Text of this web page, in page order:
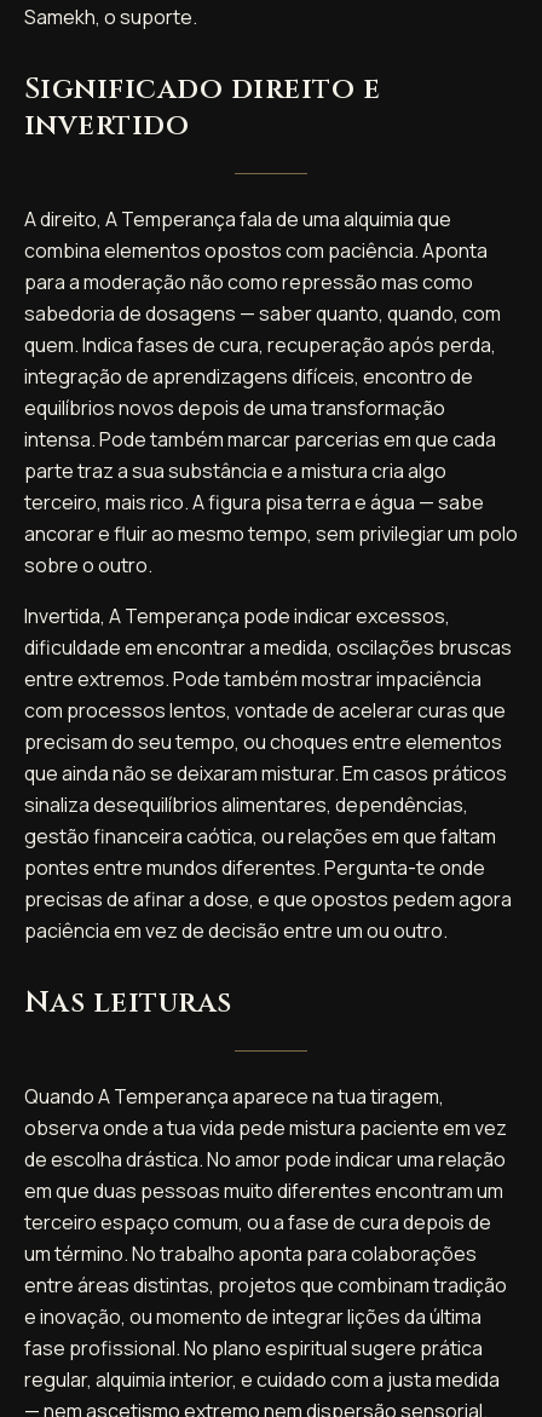
Samekh, o suporte.
Significado direito e
invertido
A direito, A Temperança fala de uma alquimia que
combina elementos opostos com paciência. Aponta
para a moderação não como repressão mas como
sabedoria de dosagens — saber quanto, quando, com
quem. Indica fases de cura, recuperação após perda,
integração de aprendizagens difíceis, encontro de
equilíbrios novos depois de uma transformação
intensa. Pode também marcar parcerias em que cada
parte traz a sua substância e a mistura cria algo
terceiro, mais rico. A figura pisa terra e água — sabe
ancorar e fluir ao mesmo tempo, sem privilegiar um polo
sobre o outro.
Invertida, A Temperança pode indicar excessos,
dificuldade em encontrar a medida, oscilações bruscas
entre extremos. Pode também mostrar impaciência
com processos lentos, vontade de acelerar curas que
precisam do seu tempo, ou choques entre elementos
que ainda não se deixaram misturar. Em casos práticos
sinaliza desequilíbrios alimentares, dependências,
gestão financeira caótica, ou relações em que faltam
pontes entre mundos diferentes. Pergunta-te onde
precisas de afinar a dose, e que opostos pedem agora
paciência em vez de decisão entre um ou outro.
Nas leituras
Quando A Temperança aparece na tua tiragem,
observa onde a tua vida pede mistura paciente em vez
de escolha drástica. No amor pode indicar uma relação
em que duas pessoas muito diferentes encontram um
terceiro espaço comum, ou a fase de cura depois de
um término. No trabalho aponta para colaborações
entre áreas distintas, projetos que combinam tradição
e inovação, ou momento de integrar lições da última
fase profissional. No plano espiritual sugere prática
regular, alquimia interior, e cuidado com a justa medida
— nem ascetismo extremo nem dispersão sensorial.